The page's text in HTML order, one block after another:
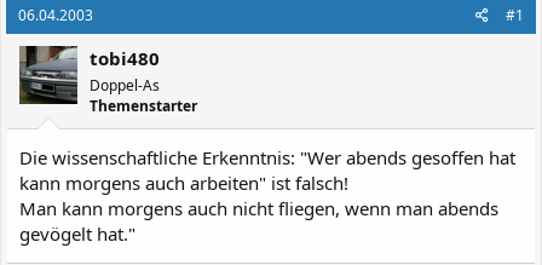
06.04.2003 #1
tobi480
Doppel-As
Themenstarter
Die wissenschaftliche Erkenntnis: "Wer abends gesoffen hat
kann morgens auch arbeiten" ist falsch!
Man kann morgens auch nicht fliegen, wenn man abends
gevögelt hat."